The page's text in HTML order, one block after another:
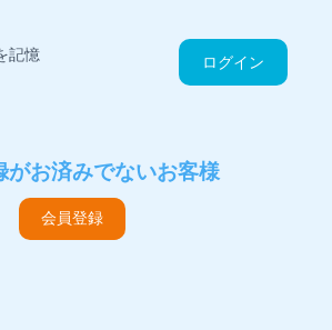
ログイン
記憶
がお済みでないお客様
会員登録